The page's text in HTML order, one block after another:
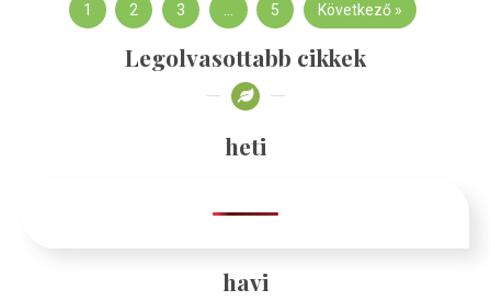
1 2 3 … 5 Következő »
Legolvasottabb cikkek
heti
havi